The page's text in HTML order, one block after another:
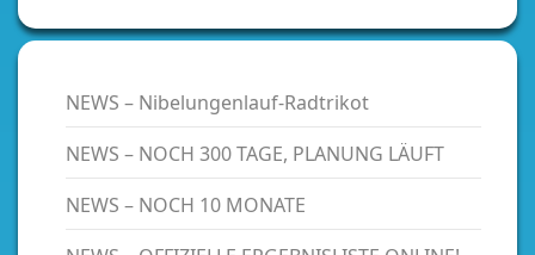
NEWS – Nibelungenlauf-Radtrikot
NEWS – NOCH 300 TAGE, PLANUNG LÄUFT
NEWS – NOCH 10 MONATE